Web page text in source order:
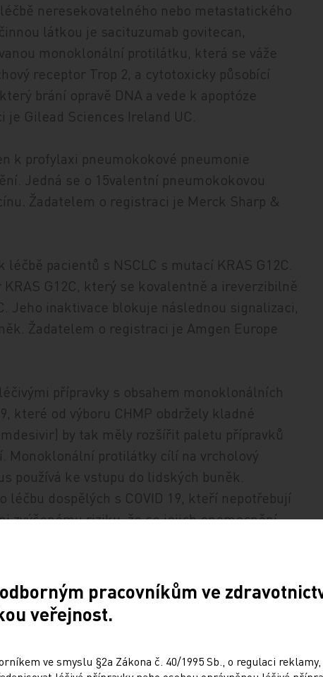
neresekovatelného nebo metastatického
látkou je sacituzumab govitecan,
monoklonální protilátku, která se váže
receptor Trop 2, a cytotoxicky působící
brání opravě DNA a vede k apoptóze
Gilead Sciences Ireland UC.
k profylaxi pneumokokové pneumonie
Jedná se o 15valentní pneumokokovou
Žadatelem o registraci je Merck Sharp &
pacientů s NSCLC s mutací KRAS G12C.
G12C, který se kovalentně a ireverzibilně
Jeho inaktivace blokuje následnou signalizaci,
Žadatelem o registraci je Amgen Europe
přípravky s obsahem monoklonálních
které od výboru CHMP obdržely kladné
by tak měly rozšířit paletu přípravků
Monoklonální protilátky cílí na vrcholový
používá ke vstupu do lidských buněk.
léčbu dospělých s COVID 19, kteří nepotřebují
zvýšenému riziku, že se jejich onemocnění
je regdanvimab. Žadatelem o registraci je
k léčbě COVID 19 u dospělých
alespoň 40 kilogramů), kteří
zvýšené riziko, že se jejich onemocnění
k prevenci COVID 19 u osob ve věku 12 let
pracovníkům ve
veřejnost.
ve smyslu §2a Zákona č. 40/1995 Sb., o regulaci